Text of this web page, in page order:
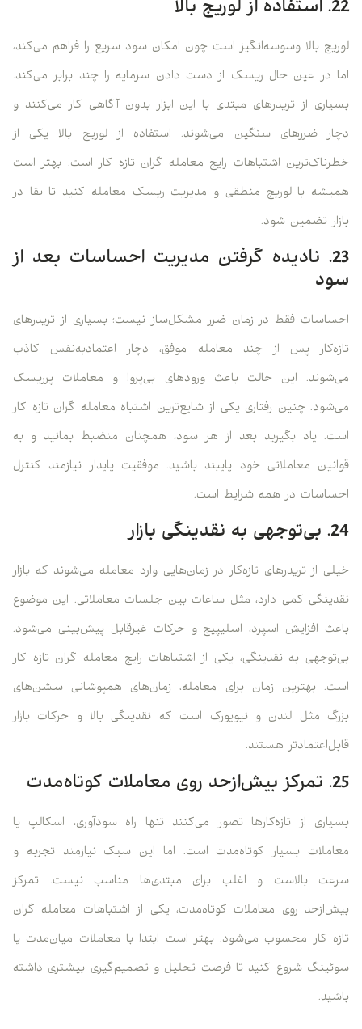
22. استفاده از لوریج بالا
لوریج بالا وسوسه‌انگیز است چون امکان سود سریع را فراهم می‌کند،
اما در عین حال ریسک از دست دادن سرمایه را چند برابر می‌کند.
بسیاری از تریدرهای مبتدی با این ابزار بدون آگاهی کار می‌کنند و
دچار ضررهای سنگین می‌شوند. استفاده از لوریج بالا یکی از
خطرناک‌ترین اشتباهات رایج معامله گران تازه کار است. بهتر است
همیشه با لوریج منطقی و مدیریت ریسک معامله کنید تا بقا در
بازار تضمین شود.
23. نادیده گرفتن مدیریت احساسات بعد از
سود
احساسات فقط در زمان ضرر مشکل‌ساز نیست؛ بسیاری از تریدرهای
تازه‌کار پس از چند معامله موفق، دچار اعتمادبه‌نفس کاذب
می‌شوند. این حالت باعث ورودهای بی‌پروا و معاملات پرریسک
می‌شود. چنین رفتاری یکی از شایع‌ترین اشتباه معامله گران تازه کار
است. یاد بگیرید بعد از هر سود، همچنان منضبط بمانید و به
قوانین معاملاتی خود پایبند باشید. موفقیت پایدار نیازمند کنترل
احساسات در همه شرایط است.
24. بی‌توجهی به نقدینگی بازار
خیلی از تریدرهای تازه‌کار در زمان‌هایی وارد معامله می‌شوند که بازار
نقدینگی کمی دارد، مثل ساعات بین جلسات معاملاتی. این موضوع
باعث افزایش اسپرد، اسلیپیج و حرکات غیرقابل پیش‌بینی می‌شود.
بی‌توجهی به نقدینگی، یکی از اشتباهات رایج معامله گران تازه کار
است. بهترین زمان برای معامله، زمان‌های همپوشانی سشن‌های
بزرگ مثل لندن و نیویورک است که نقدینگی بالا و حرکات بازار
قابل‌اعتمادتر هستند.
25. تمرکز بیش‌ازحد روی معاملات کوتاه‌مدت
بسیاری از تازه‌کارها تصور می‌کنند تنها راه سودآوری، اسکالپ یا
معاملات بسیار کوتاه‌مدت است. اما این سبک نیازمند تجربه و
سرعت بالاست و اغلب برای مبتدی‌ها مناسب نیست. تمرکز
بیش‌ازحد روی معاملات کوتاه‌مدت، یکی از اشتباهات معامله گران
تازه کار محسوب می‌شود. بهتر است ابتدا با معاملات میان‌مدت یا
سوئینگ شروع کنید تا فرصت تحلیل و تصمیم‌گیری بیشتری داشته
باشید.